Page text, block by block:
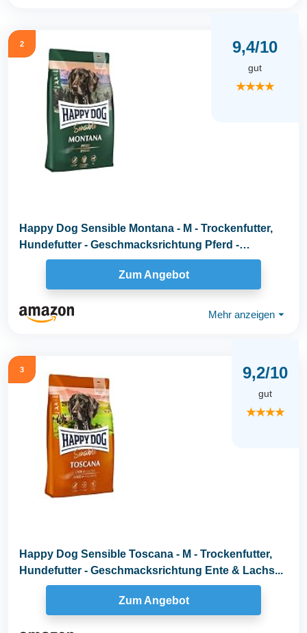
2 9,4/10
gut
★★★★
Happy Dog Sensible Montana - M - Trockenfutter,
Hundefutter - Geschmacksrichtung Pferd -
Glutenfrei...
Zum Angebot
Mehr anzeigen ⏷
3 9,2/10
gut
★★★★
Happy Dog Sensible Toscana - M - Trockenfutter,
Hundefutter - Geschmacksrichtung Ente & Lachs...
Zum Angebot